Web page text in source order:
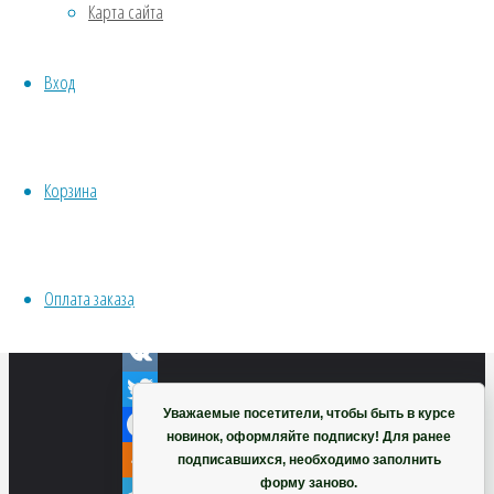
Карта сайта
Вход
Корзина
Оплата заказа
Viber
VK
Twitter
Facebook
Хвойники
ИНСТРУМЕНТЫ, ОБОРУДОВАНИЕ
Уважаемые посетители, чтобы быть в курсе
новинок, оформляйте подписку! Для ранее
подписавшихся, необходимо заполнить
форму заново.